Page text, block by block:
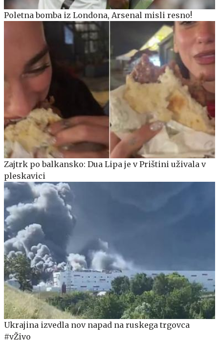
Poletna bomba iz Londona, Arsenal misli resno!
Zajtrk po balkansko: Dua Lipa je v Prištini uživala v
pleskavici
Ukrajina izvedla nov napad na ruskega trgovca
#vŽivo